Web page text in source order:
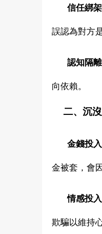
信任綁架
誤認為對方
認知隔離
向依賴。
二、沉沒
金錢投入
金被套，會
情感投入
欺騙以維持